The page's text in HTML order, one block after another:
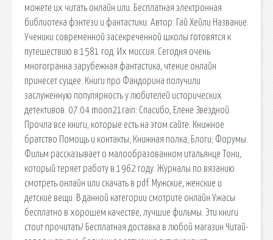
можете их читать онлайн или. Бесплатная электронная
библиотека фэнтези и фантастики. Автор: Гай Хейли Название.
Ученики современной засекреченной школы готовятся к
путешествию в 1581 год. Их миссия. Сегодня очень
многогранна зарубежная фантастика, чтение онлайн
принесет сущее. Книги про Фандорина получили
заслуженную популярность у любителей исторических
детективов. 07:04 moon21rain: Спасибо, Елене Звездной.
Прочла все книги, которые есть на этом сайте. Книжное
братство Помощь и контакты; Книжная полка; Блоги; Форумы.
Фильм рассказывает о малообразованном итальянце Тони,
который теряет работу в 1962 году. Журналы по вязанию
смотреть онлайн или скачать в pdf. Мужские, женские и
детские вещи. В данной категории смотрите онлайн Ужасы
бесплатно в хорошем качестве, лучшие фильмы. Эти книги
стоит прочитать! Бесплатная доставка в любой магазин Читай-